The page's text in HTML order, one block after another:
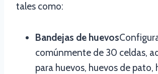
tales como:
Bandejas de huevos
comúnmente de 30 celdas,
para huevos, huevos de pato,